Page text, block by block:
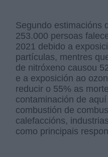
Segundo estimacións
253.000 persoas
2021 debido a
partículas, mentres
de nitróxeno causou
e a exposición ao
reducir o 55% as
contaminación de
combustión de
calefaccións,
como principais